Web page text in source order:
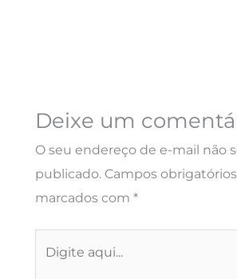
Deixe um
O seu endereço de e-mail não
publicado. Campos
marcados com *